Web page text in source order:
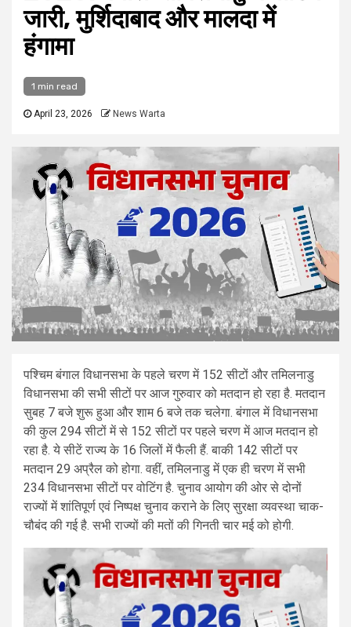
जारी, मुर्शिदाबाद और मालदा में
हंगामा
1 min read
April 23, 2026 News Warta
पश्चिम बंगाल विधानसभा के पहले चरण में 152 सीटों और तमिलनाडु
विधानसभा की सभी सीटों पर आज गुरुवार को मतदान हो रहा है. मतदान
सुबह 7 बजे शुरू हुआ और शाम 6 बजे तक चलेगा. बंगाल में विधानसभा
की कुल 294 सीटों में से 152 सीटों पर पहले चरण में आज मतदान हो
रहा है. ये सीटें राज्य के 16 जिलों में फैली हैं. बाकी 142 सीटों पर
मतदान 29 अप्रैल को होगा. वहीं, तमिलनाडु में एक ही चरण में सभी
234 विधानसभा सीटों पर वोटिंग है. चुनाव आयोग की ओर से दोनों
राज्यों में शांतिपूर्ण एवं निष्पक्ष चुनाव कराने के लिए सुरक्षा व्यवस्था चाक-
चौबंद की गई है. सभी राज्यों की मतों की गिनती चार मई को होगी.